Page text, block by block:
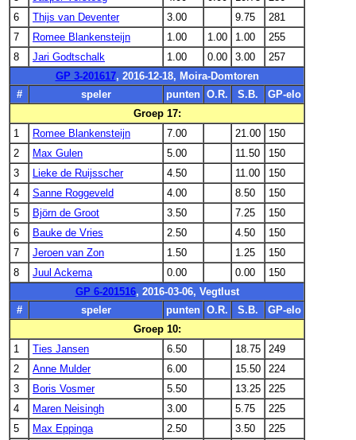
6
Thijs van Deventer 3.00 9.75
281
7
Romee Blankensteijn 1.00 1.00 1.00
255
8
Jari Godtschalk 1.00 0.00 3.00
257
GP 3-201617, 2016-12-18, Moira-Domtoren
#
speler punten O.R. S.B.
GP-elo
Groep 17:
1
Romee Blankensteijn 7.00 21.00
150
2
Max Gulen 5.00 11.50
150
3
Lieke de Ruijsscher 4.50 11.00
150
4
Sanne Roggeveld 4.00 8.50
150
5
Björn de Groot 3.50 7.25
150
6
Bauke de Vries 2.50 4.50
150
7
Jeroen van Zon 1.50 1.25
150
8
Juul Ackema 0.00 0.00
150
GP 6-201516, 2016-03-06, Vegtlust
#
speler punten O.R. S.B.
GP-elo
Groep 10:
1
Ties Jansen 6.50 18.75
249
2
Anne Mulder 6.00 15.50
224
3
Boris Vosmer 5.50 13.25
225
4
Maren Neisingh 3.00 5.75
225
5
Max Eppinga 2.50 3.50
225